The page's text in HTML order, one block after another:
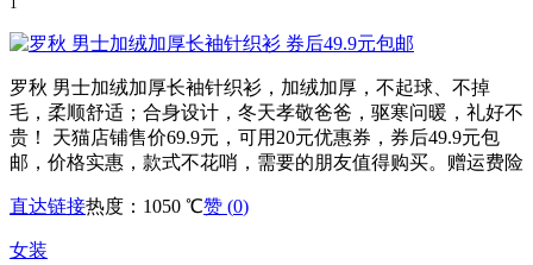
罗秋 男士加绒加厚长袖针织衫，加绒加厚，不起球、不掉
毛，柔顺舒适；合身设计，冬天孝敬爸爸，驱寒问暖，礼好不
贵！ 天猫店铺售价69.9元，可用20元优惠券，券后49.9元包
邮，价格实惠，款式不花哨，需要的朋友值得购买。赠运费险
直达链接热度：1050 ℃赞 (0)
女装